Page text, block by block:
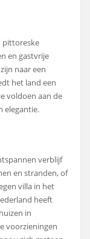
pittoreske
en gastvrije
naar een
het land een
voldoen aan de
elegantie.
verblijf
en stranden, of
villa in het
heeft
in
voorzieningen